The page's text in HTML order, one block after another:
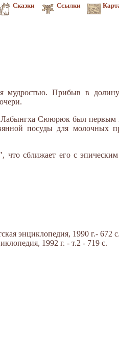
Сказки Ссылки
мудростью. Прибыв в
Лабынгха Сююрюк был
посуды для молочных
что сближает его с
энциклопедия, 1990 г.- 672 с.
1992 г. - т.2 - 719 с.